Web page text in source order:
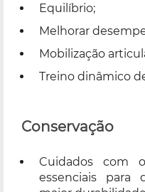
Equilíbrio;
Melhorar
Mobilização
Treino dinâmico
Conservação
Cuidados com
essenciais